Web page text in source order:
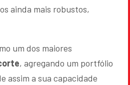
ainda mais robustos,
um dos maiores
, agregando um portfólio
assim a sua capacidade